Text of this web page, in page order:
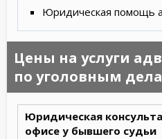
Юридическая помощь
Цены на услуги
по уголовным
Юридическая
офисе у бывшего судьи